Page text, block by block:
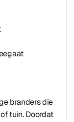
branders die
tuin. Doordat